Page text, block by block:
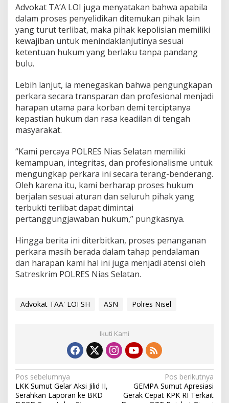
n
d
a
s
e
e
r
l
a
t
a
n
O
k
n
u
m
S
N
Advokat TA’A LOI juga menyatakan bahwa apabila
dalam proses penyelidikan ditemukan pihak lain
yang turut terlibat, maka pihak kepolisian memiliki
kewajiban untuk menindaklanjutinya sesuai
ketentuan hukum yang berlaku tanpa pandang
bulu.
Lebih lanjut, ia menegaskan bahwa pengungkapan
perkara secara transparan dan profesional menjadi
harapan utama para korban demi terciptanya
kepastian hukum dan rasa keadilan di tengah
masyarakat.
“Kami percaya POLRES Nias Selatan memiliki
kemampuan, integritas, dan profesionalisme untuk
mengungkap perkara ini secara terang-benderang.
Oleh karena itu, kami berharap proses hukum
berjalan sesuai aturan dan seluruh pihak yang
terbukti terlibat dapat dimintai
pertanggungjawaban hukum,” pungkasnya.
Hingga berita ini diterbitkan, proses penanganan
perkara masih berada dalam tahap pendalaman
dan harapan kami hal ini juga menjadi atensi oleh
Satreskrim POLRES Nias Selatan.
Advokat TAA' LOI SH ASN Polres Nisel
Ikuti Kami
N
a
Pos sebelumnya
LKK Sumut Gelar Aksi Jilid II,
Serahkan Laporan ke BKD
Pos berikutnya
GEMPA Sumut Apresiasi
Gerak Cepat KPK RI Terkait